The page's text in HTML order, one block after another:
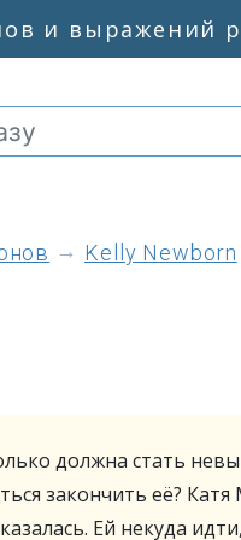
и выражений
Kelly Newborn
должна стать
закончить её?
Ей некуда